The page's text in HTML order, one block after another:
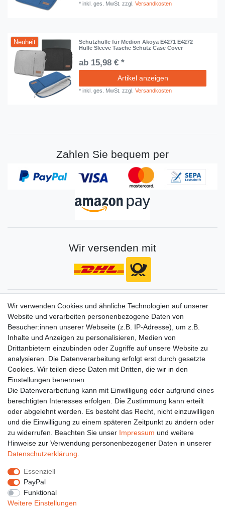
*inkl. ges. MwSt. zzgl.Versandkosten
Neuheit
Schutzhülle für Medion Akoya E4271 E4272
Hülle Sleeve Tasche Schutz Case Cover
ab 15,98 € *
Artikel anzeigen
*inkl. ges. MwSt. zzgl.Versandkosten
Zahlen Sie bequem per
Wir versenden mit
Gerne halten wir sie auf dem Laufenden
VORNAME NACHNAME
E-MAIL **
Newsletter
Honig
Hiermit bestätige ich, dass ich dieDaten­schutz­erklärunggelesen habe. Meine
Einwilligung kann ich jederzeit widerrufen.**
Abonnieren
** Hierbei handelt es sich um ein Pflichtfeld.
Impressum
Barrierefreiheitserklärung
Wir verwenden Cookies und ähnliche Technologien auf unserer
Website und verarbeiten personenbezogene Daten von
Besucher:innen unserer Webseite (z.B. IP-Adresse), um z.B.
Inhalte und Anzeigen zu personalisieren, Medien von
Drittanbietern einzubinden oder Zugriffe auf unsere Website zu
analysieren. Die Datenverarbeitung erfolgt erst durch gesetzte
Cookies. Wir teilen diese Daten mit Dritten, die wir in den
Einstellungen benennen.
Die Datenverarbeitung kann mit Einwilligung oder aufgrund eines
berechtigten Interesses erfolgen. Die Zustimmung kann erteilt
oder abgelehnt werden. Es besteht das Recht, nicht einzuwilligen
und die Einwilligung zu einem späteren Zeitpunkt zu ändern oder
zu widerrufen. Beachten Sie unser Impressum und weitere
Hinweise zur Verwendung personenbezogener Daten in unserer
Daten­schutz­erklärung
Essenziell
PayPal
Funktional
Weitere Einstellungen